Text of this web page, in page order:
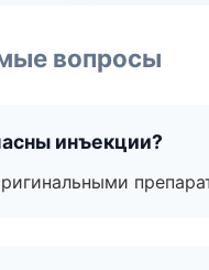
вопросы
инъекции?